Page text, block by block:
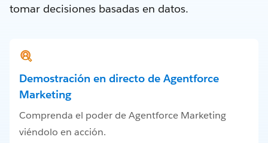
tomar decisiones basadas en datos.
Demostración en directo de Agentforce
Marketing
Comprenda el poder de Agentforce Marketing
viéndolo en acción.